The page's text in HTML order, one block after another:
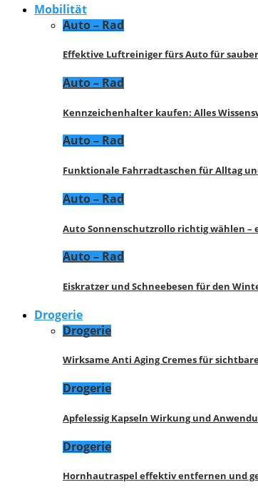
Mobilität
Auto – Rad
Effektive Luftreiniger fürs Auto für
Auto – Rad
Kennzeichenhalter kaufen: Alles
Auto – Rad
Funktionale Fahrradtaschen für Alltag
Auto – Rad
Auto Sonnenschutzrollo richtig wählen –
Auto – Rad
Eiskratzer und Schneebesen für den
Drogerie
Drogerie
Wirksame Anti Aging Cremes für
Drogerie
Apfelessig Kapseln Wirkung und
Drogerie
Hornhautraspel effektiv entfernen und